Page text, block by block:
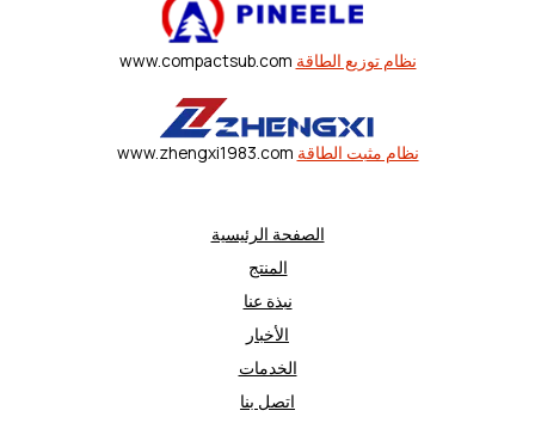
نظام توزيع الطاقةwww.compactsub.com
نظام مثبت الطاقةwww.zhengxi1983.com
الصفحة الرئيسية
المنتج
نبذة عنا
الأخبار
الخدمات
اتصل بنا